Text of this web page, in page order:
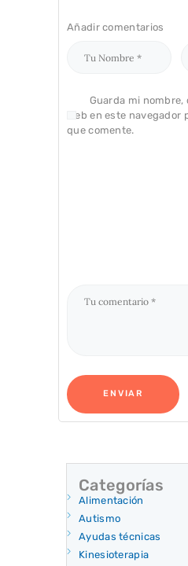
Añadir comentarios
Guarda mi
web en este navegador
que comente.
Categorías
Alimentación
Autismo
Ayudas técnicas
Kinesioterapia